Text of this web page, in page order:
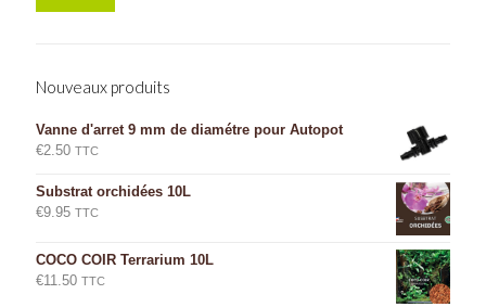
Nouveaux produits
Vanne d'arret 9 mm de diamétre pour Autopot
€2.50 TTC
Substrat orchidées 10L
€9.95 TTC
COCO COIR Terrarium 10L
€11.50 TTC